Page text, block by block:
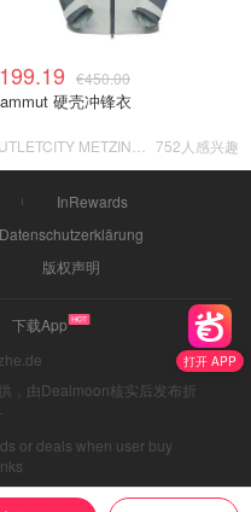
打开 APP
€450.00
硬壳冲锋衣
752人感兴趣
InRewards
Datenschutzerklärung
版权声明
下载App
，由Dealmoon核实后发布折
or deals when user buy